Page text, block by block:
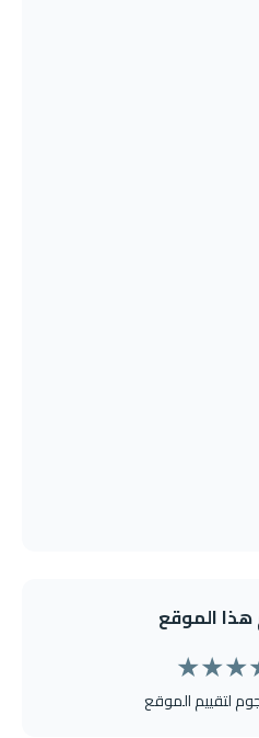
الموقع
★
★
★
لتقييم الموقع